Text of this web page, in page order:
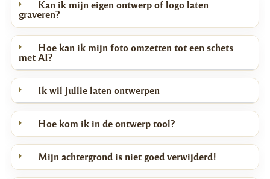
charcuterie, brood, hapjes en meer.
Het handige handvat van 8 cm maakt de plank gemakkelijk te
dragen en verplaatsen, ideaal voor thuisgebruik, restaurants of
catering. De geïntegreerde sapgeul langs de rand zorgt ervoor dat
sappen en vloeistoffen netjes worden opgevangen, waardoor je
tafel of aanrecht schoon blijft — perfect voor het serveren van
sappige stukken vlees, fruit of groenten.
De plank is vervaardigd uit duurzaam beukenhout, bekend om zijn
stevigheid en lange levensduur. Dankzij de geoliede afwerking is
het hout extra goed beschermd tegen vocht en vuil, waardoor je
nog langer van deze prachtige plank kunt genieten.
Kan ik mijn eigen ontwerp of logo laten
graveren?
Hoe kan ik mijn foto omzetten tot een schets
met AI?
Ik wil jullie laten ontwerpen
Hoe kom ik in de ontwerp tool?
Mijn achtergrond is niet goed verwijderd!